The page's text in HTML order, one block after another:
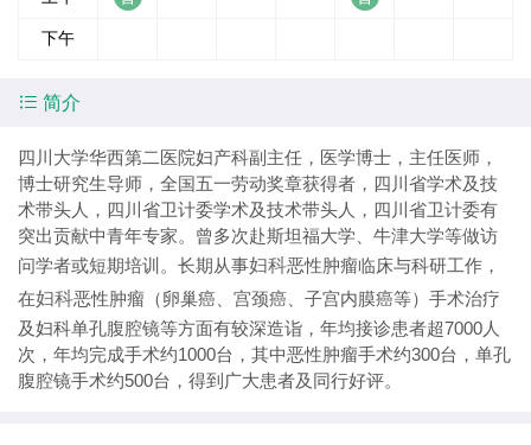
下午
 简介
四川大学华西第二医院妇产科副主任，医学博士，主任医师，
博士研究生导师，全国五一劳动奖章获得者，四川省学术及技
术带头人，四川省卫计委学术及技术带头人，四川省卫计委有
突出贡献中青年专家。曾多次赴斯坦福大学、牛津大学等做访
问学者或短期培训。长期从事妇科恶性肿瘤临床与科研工作，
在妇科恶性肿瘤（卵巢癌、宫颈癌、子宫内膜癌等）手术治疗
及妇科单孔腹腔镜等方面有较深造诣，年均接诊患者超7000人
次，年均完成手术约1000台，其中恶性肿瘤手术约300台，单孔
腹腔镜手术约500台，得到广大患者及同行好评。